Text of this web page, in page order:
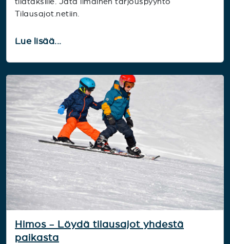
Tilausajot.netiin.
Lue lisää...
Himos - Löydä tilausajot yhdestä
paikasta